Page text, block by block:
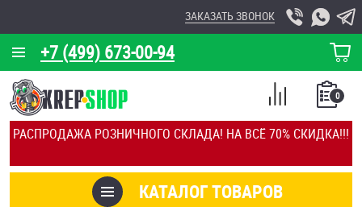
РАСПРОДАЖА РОЗНИЧНОГО СКЛАДА! НА ВСЁ 70% СКИДКА!!!
+7 (499) 673-00-94
ЗАКАЗАТЬ ЗВОНОК
КОРЗИНА
О КОМПАНИИ
КАЛЬКУЛЯТОР
ОТЗЫВЫ
КАТАЛОГ ТОВАРОВ
0
СПИСОК
СРАВНЕНИЕ